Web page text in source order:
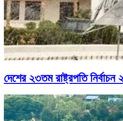
দেশের ২৩তম রাষ্ট্রপতি